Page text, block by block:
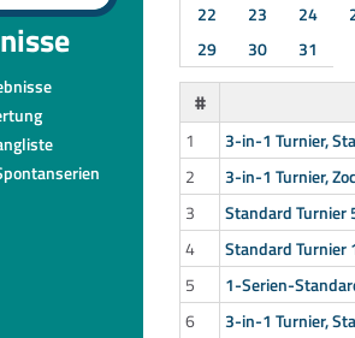
22
23 24
29
30 31
#
1 3-in-1 Turnier,
2
3-in-1 Turnier,
3
Standard Turnier
4
Standard Turnier
5
1-Serien-
6
3-in-1 Turnier,